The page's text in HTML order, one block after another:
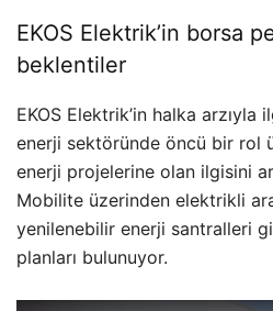
EKOS Elektrik’in borsa
beklentiler
EKOS Elektrik’in halka
enerji sektöründe öncü bir rol
enerji projelerine olan ilgisini
Mobilite üzerinden elektrikli
yenilenebilir enerji santralleri
planları bulunuyor.